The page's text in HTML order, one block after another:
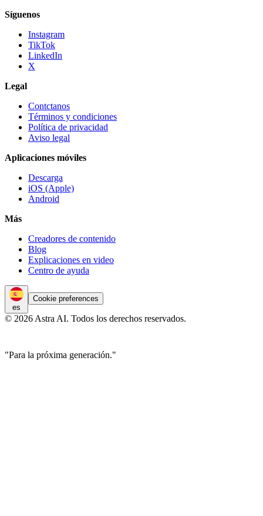
Síguenos
Instagram
TikTok
LinkedIn
X
Legal
Contctanos
Términos y condiciones
Política de privacidad
Aviso legal
Aplicaciones móviles
Descarga
iOS (Apple)
Android
Más
Creadores de contenido
Blog
Explicaciones en video
Centro de ayuda
es
Cookie preferences
© 2026 Astra AI. Todos los derechos reservados.
"Para la próxima generación."